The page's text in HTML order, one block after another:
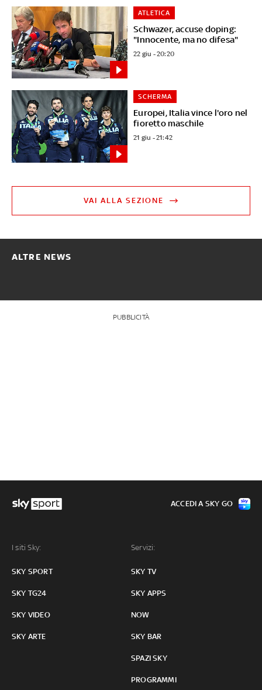
Schwazer, accuse doping:
"Innocente, ma no difesa"
ATLETICA
22 giu - 20:20
Europei, Italia vince l'oro nel
fioretto maschile
SCHERMA
21 giu - 21:42
VAI ALLA SEZIONE
ALTRE NEWS
PUBBLICITÀ
I siti Sky:
SKY SPORT
SKY TG24
SKY VIDEO
SKY ARTE
Servizi:
SKY TV
SKY APPS
NOW
SKY BAR
SPAZI SKY
PROGRAMMI
ACCEDI A SKY GO